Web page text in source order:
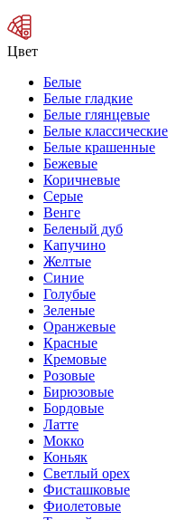
Цвет
Белые
Белые гладкие
Белые глянцевые
Белые классические
Белые крашенные
Бежевые
Коричневые
Серые
Венге
Беленый дуб
Капучино
Желтые
Синие
Голубые
Зеленые
Оранжевые
Красные
Кремовые
Розовые
Бирюзовые
Бордовые
Латте
Мокко
Коньяк
Светлый орех
Фисташковые
Фиолетовые